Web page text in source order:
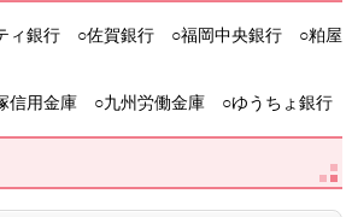
ィ銀行 ○佐賀銀行 ○福岡中央銀行 ○粕屋
信用金庫 ○九州労働金庫 ○ゆうちょ銀行